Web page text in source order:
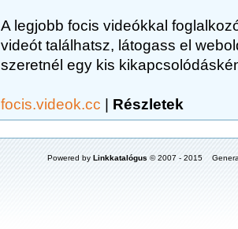
A legjobb focis videókkal
videót találhatsz, látogass el
szeretnél egy kis
focis.videok.cc | Részletek
Powered by Linkkatalógus © 2007 - 2015